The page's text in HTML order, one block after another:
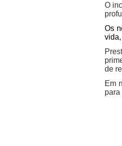
O
Os
de
Em
para